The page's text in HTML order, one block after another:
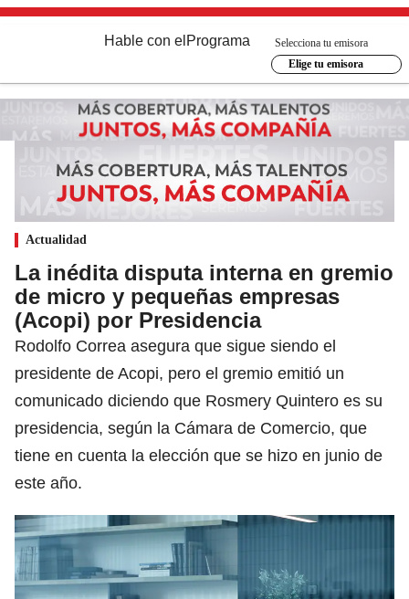
Hable con el Programa
Selecciona tu emisora
Elige tu emisora
Actualidad
La inédita disputa interna en gremio
de micro y pequeñas empresas
(Acopi) por Presidencia
Rodolfo Correa asegura que sigue siendo el
presidente de Acopi, pero el gremio emitió un
comunicado diciendo que Rosmery Quintero es su
presidencia, según la Cámara de Comercio, que
tiene en cuenta la elección que se hizo en junio de
este año.